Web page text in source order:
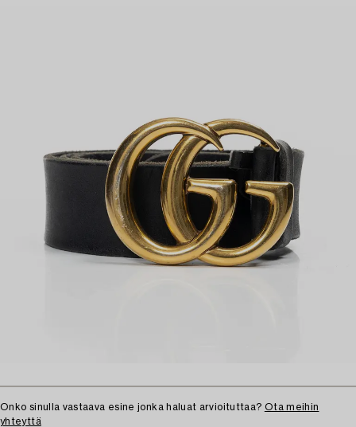
Onko sinulla vastaava esine jonka haluat arvioituttaa? Ota meihin
yhteyttä